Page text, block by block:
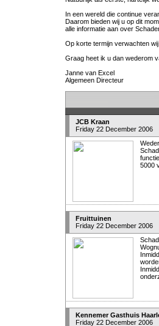
In een wereld die continue
Daarom bieden wij u op dit
alle informatie aan over
Op korte termijn verwachten
Graag heet ik u dan wederom
Janne van Excel
Algemeen Directeur
JCB Kraan
Friday 22 December 2006
5000
Fruittuinen
Friday 22 December 2006
Kennemer Gasthuis
Friday 22 December 2006